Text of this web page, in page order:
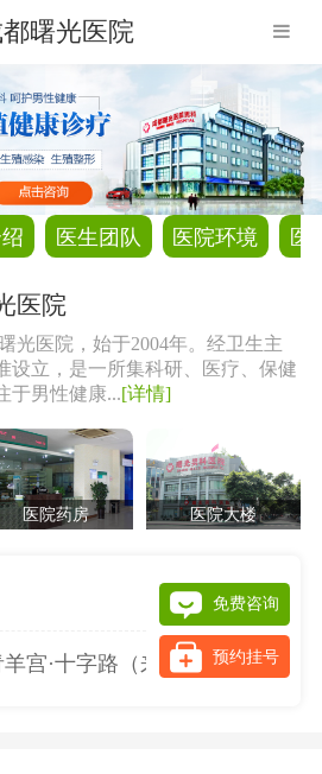
曙光医院
医生团队 医院环境 医
医院
光医院，始于2004年。经卫生主
设立，是一所集科研、医疗、保健
于男性健康...[详情]
医院药房 医院大楼
羊宫·十字路（来院请提前网上预
免费咨询
预约挂号